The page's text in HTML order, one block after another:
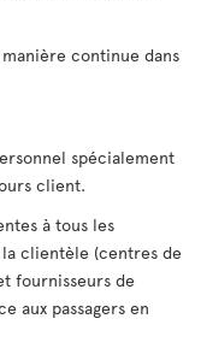
continue dans
spécialement
client.
à tous les
clientèle (centres de
fournisseurs de
aux passagers en